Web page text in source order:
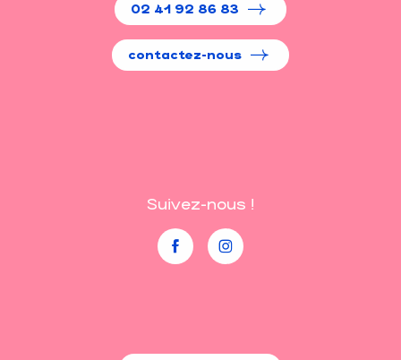
02 41 92 86 83
contactez-nous
Suivez-nous !